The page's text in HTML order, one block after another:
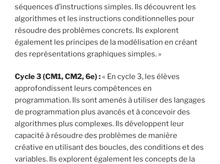
séquences d’instructions simples. Ils découvrent les
algorithmes et les instructions conditionnelles pour
résoudre des problèmes concrets. Ils explorent
également les principes de la modélisation en créant
des représentations graphiques simples. »
Cycle 3 (CM1, CM2, 6e) :« En cycle 3, les élèves
approfondissent leurs compétences en
programmation. Ils sont amenés à utiliser des langages
de programmation plus avancés et à concevoir des
algorithmes plus complexes. Ils développent leur
capacité à résoudre des problèmes de manière
créative en utilisant des boucles, des conditions et des
variables. Ils explorent également les concepts de la